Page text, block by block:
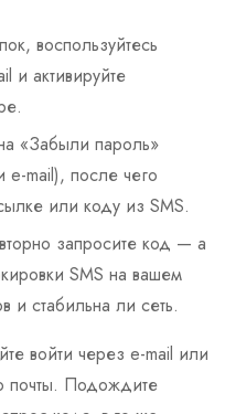
воспользуйтесь
и активируйте
«Забыли пароль»
e-mail), после чего
или коду из SMS.
запросите код — а
SMS на вашем
и стабильна ли сеть.
войти через e-mail или
почты. Подождите